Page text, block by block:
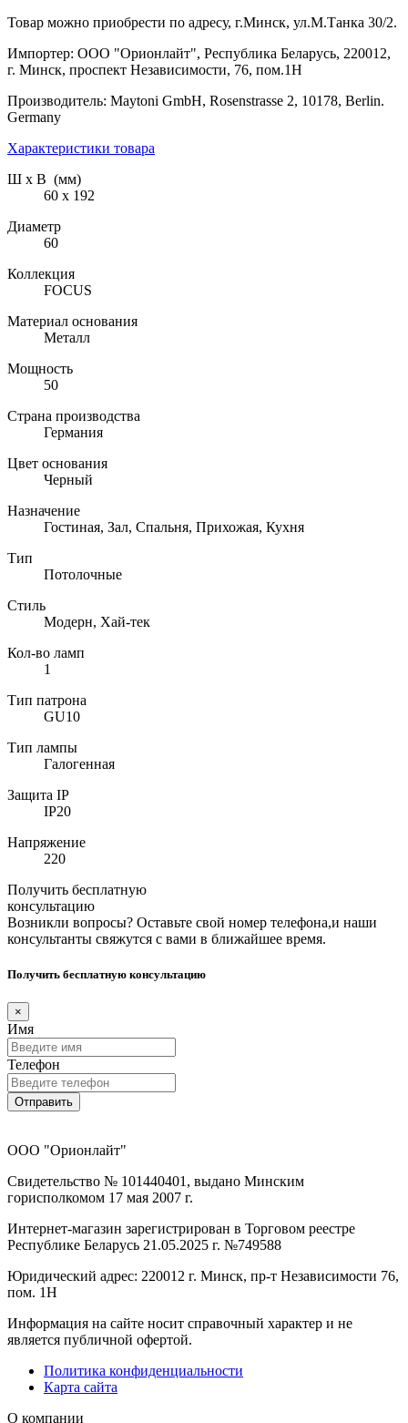
Товар можно приобрести по адресу, г.Минск, ул.М.Танка 30/2.
Импортер: ООО "Орионлайт", Республика Беларусь, 220012,
г. Минск, проспект Независимости, 76, пом.1Н
Производитель: Maytoni GmbH, Rosenstrasse 2, 10178, Berlin.
Germany
Характеристики товара
Ш х В (мм)
60 х 192
Диаметр
60
Коллекция
FOCUS
Материал основания
Металл
Мощность
50
Страна производства
Германия
Цвет основания
Черный
Назначение
Гостиная, Зал, Спальня, Прихожая, Кухня
Тип
Потолочные
Стиль
Модерн, Хай-тек
Кол-во ламп
1
Тип патрона
GU10
Тип лампы
Галогенная
Защита IP
IP20
Напряжение
220
Получить бесплатную
консультацию
Возникли вопросы? Оставьте свой номер телефона,и наши
консультанты свяжутся с вами в ближайшее время.
Получить бесплатную консультацию
×
Имя
Телефон
Отправить
ООО "Орионлайт"
Свидетельство № 101440401, выдано Минским
горисполкомом 17 мая 2007 г.
Интернет-магазин зарегистрирован в Торговом реестре
Республике Беларусь 21.05.2025 г. №749588
Юридический адрес: 220012 г. Минск, пр-т Независимости 76,
пом. 1Н
Информация на сайте носит справочный характер и не
является публичной офертой.
Политика конфиденциальности
Карта сайта
О компании